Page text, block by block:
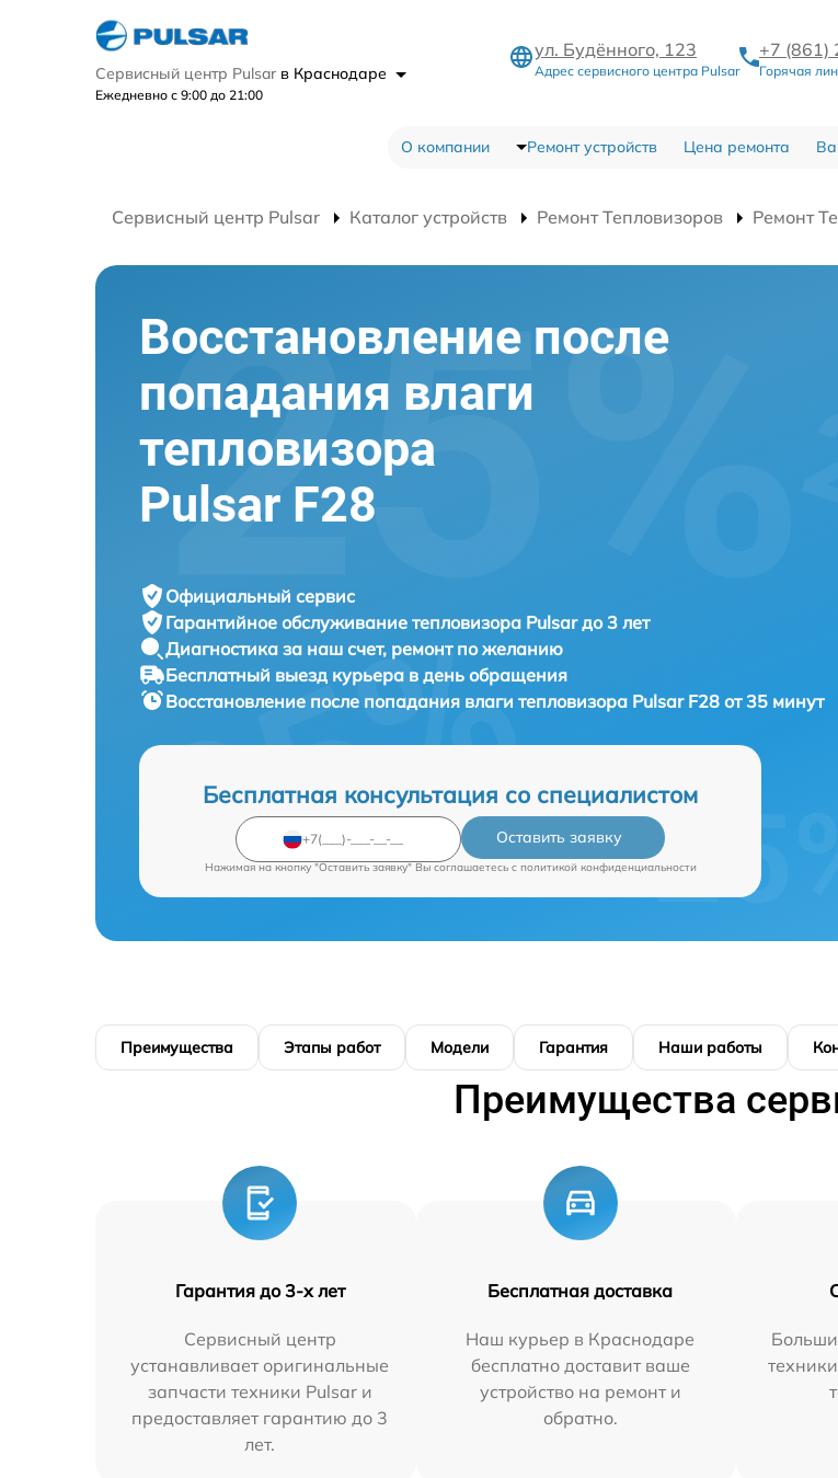
Сервисный центр Pulsar в Краснодаре
Ежедневно с 9:00 до 21:00
ул. Будённого, 123
Адрес сервисного центра Pulsar
+7 (861)
Горячая
О компании Ремонт устройств Цена ремонта
Сервисный центр Pulsar Каталог устройств Ремонт Тепловизоров Ремонт
Восстановление после
попадания влаги
тепловизора
Pulsar F28
Официальный сервис
Гарантийное обслуживание тепловизора Pulsar до 3 лет
Диагностика за наш счет, ремонт по желанию
Бесплатный выезд курьера в день обращения
Восстановление после попадания влаги тепловизора Pulsar F28 от 35 минут
Бесплатная консультация со специалистом
Оставить заявку
Нажимая на кнопку "Оставить заявку" Вы соглашаетесь c политикой конфиденциальности
Преимущества Этапы работ Модели Гарантия Наши работы
Преимущества
Гарантия до 3-х лет
Сервисный центр
устанавливает оригинальные
запчасти техники Pulsar и
предоставляет гарантию до 3
лет.
Бесплатная доставка
Наш курьер в Краснодаре
бесплатно доставит ваше
устройство на ремонт и
обратно.